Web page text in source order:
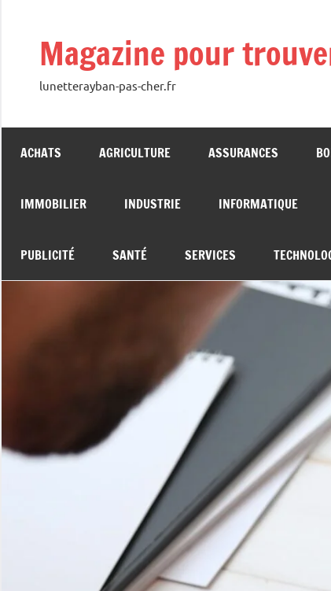
contenuMagazine pour
lunetterayban-pas-cher.fr
ACHATS AGRICULTURE ASSURANCES
IMMOBILIER INDUSTRIE INFORMATIQUE
PUBLICITÉ SANTÉ SERVICES